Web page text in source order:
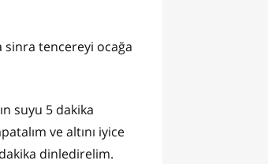
sinra tencereyi ocağa
suyu 5 dakika
ve altını iyice
dinledirelim.